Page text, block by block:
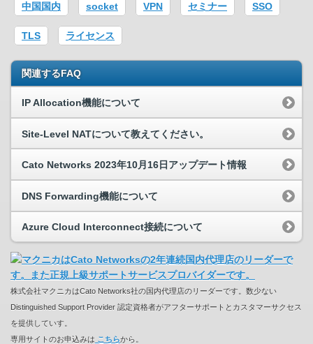
中国国内 socket VPN セミナー SSO
TLS ライセンス
関連するFAQ
IP Allocation機能について
Site-Level NATについて教えてください。
Cato Networks 2023年10月16日アップデート情報
DNS Forwarding機能について
Azure Cloud Interconnect接続について
株式会社マクニカはCato Networks社の国内代理店のリーダーです。数少ない
Distinguished Support Provider 認定資格者がアフターサポートとカスタマーサクセス
を提供していす。
専用サイトのお申込みは こちらから。